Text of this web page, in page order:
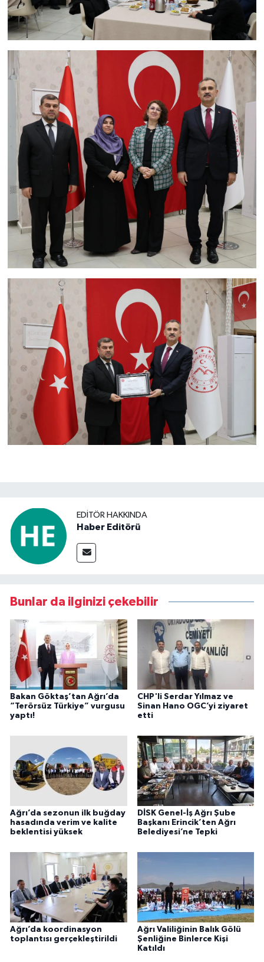
EDITÖR HAKKINDA
Haber Editörü
Bunlar da ilginizi çekebilir
Bakan Göktaş’tan Ağrı’da
“Terörsüz Türkiye” vurgusu
yaptı!
CHP'li Serdar Yılmaz ve
Sinan Hano OGC’yi ziyaret
etti
Ağrı’da sezonun ilk buğday
hasadında verim ve kalite
beklentisi yüksek
DİSK Genel-İş Ağrı Şube
Başkanı Erincik’ten Ağrı
Belediyesi’ne Tepki
Ağrı’da koordinasyon
toplantısı gerçekleştirildi
Ağrı Valiliğinin Balık Gölü
Şenliğine Binlerce Kişi
Katıldı